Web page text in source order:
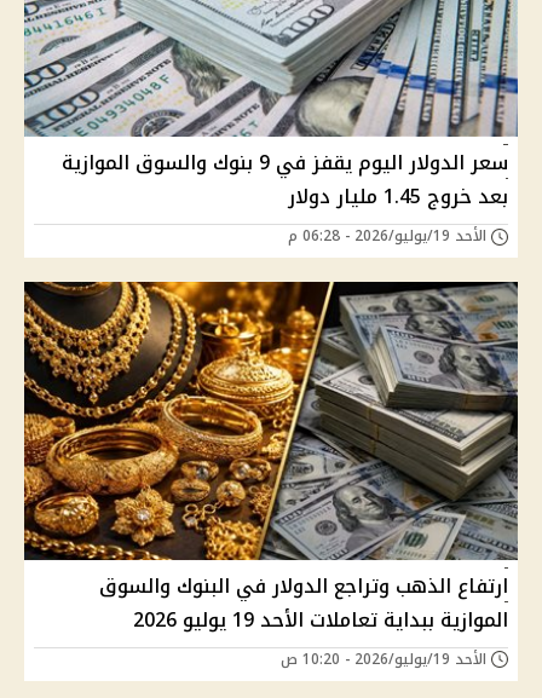
سعر الدولار اليوم يقفز في 9 بنوك والسوق الموازية
بعد خروج 1.45 مليار دولار
الأحد 19/يوليو/2026 - 06:28 م
ارتفاع الذهب وتراجع الدولار في البنوك والسوق
الموازية ببداية تعاملات الأحد 19 يوليو 2026
الأحد 19/يوليو/2026 - 10:20 ص